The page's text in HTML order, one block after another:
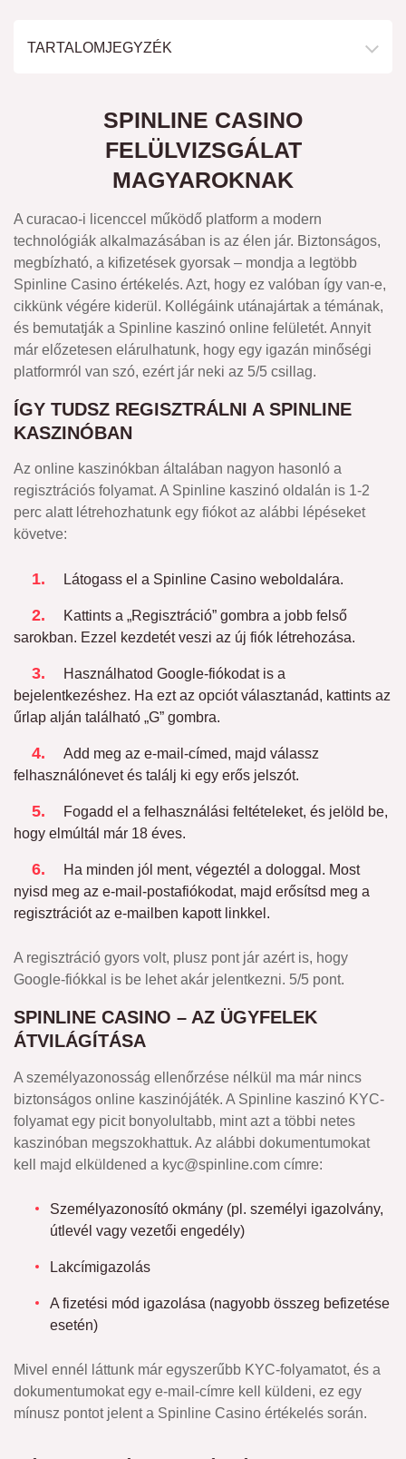
TARTALOMJEGYZÉK
SPINLINE CASINO
FELÜLVIZSGÁLAT
MAGYAROKNAK
A curacao-i licenccel működő platform a modern
technológiák alkalmazásában is az élen jár. Biztonságos,
megbízható, a kifizetések gyorsak – mondja a legtöbb
Spinline Casino értékelés. Azt, hogy ez valóban így van-e,
cikkünk végére kiderül. Kollégáink utánajártak a témának,
és bemutatják a Spinline kaszinó online felületét. Annyit
már előzetesen elárulhatunk, hogy egy igazán minőségi
platformról van szó, ezért jár neki az 5/5 csillag.
ÍGY TUDSZ REGISZTRÁLNI A SPINLINE
KASZINÓBAN
Az online kaszinókban általában nagyon hasonló a
regisztrációs folyamat. A Spinline kaszinó oldalán is 1-2
perc alatt létrehozhatunk egy fiókot az alábbi lépéseket
követve:
Látogass el a Spinline Casino weboldalára.
Kattints a „Regisztráció” gombra a jobb felső
sarokban. Ezzel kezdetét veszi az új fiók létrehozása.
Használhatod Google-fiókodat is a
bejelentkezéshez. Ha ezt az opciót választanád, kattints az
űrlap alján található „G” gombra.
Add meg az e-mail-címed, majd válassz
felhasználónevet és találj ki egy erős jelszót.
Fogadd el a felhasználási feltételeket, és jelöld be,
hogy elmúltál már 18 éves.
Ha minden jól ment, végeztél a dologgal. Most
nyisd meg az e-mail-postafiókodat, majd erősítsd meg a
regisztrációt az e-mailben kapott linkkel.
A regisztráció gyors volt, plusz pont jár azért is, hogy
Google-fiókkal is be lehet akár jelentkezni. 5/5 pont.
SPINLINE CASINO – AZ ÜGYFELEK
ÁTVILÁGÍTÁSA
A személyazonosság ellenőrzése nélkül ma már nincs
biztonságos online kaszinójáték. A Spinline kaszinó KYC-
folyamat egy picit bonyolultabb, mint azt a többi netes
kaszinóban megszokhattuk. Az alábbi dokumentumokat
kell majd elküldened a kyc@spinline.com címre:
Személyazonosító okmány (pl. személyi igazolvány,
útlevél vagy vezetői engedély)
Lakcímigazolás
A fizetési mód igazolása (nagyobb összeg befizetése
esetén)
Mivel ennél láttunk már egyszerűbb KYC-folyamatot, és a
dokumentumokat egy e-mail-címre kell küldeni, ez egy
mínusz pontot jelent a Spinline Casino értékelés során.